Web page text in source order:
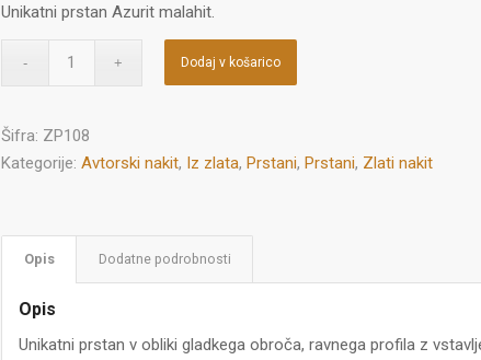
Unikatni prstan Azurit malahit.
Dodaj v košarico
Šifra: ZP108
Kategorije: Avtorski nakit, Iz zlata, Prstani, Prstani, Zlati nakit
Opis Dodatne podrobnosti
Opis
Unikatni prstan v obliki gladkega obroča, ravnega profila z